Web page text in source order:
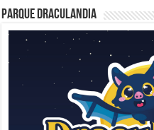
Parque Draculandia